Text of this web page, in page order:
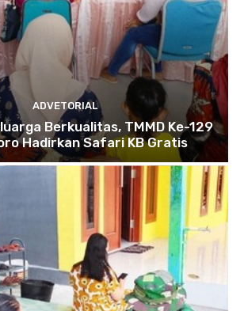
ADVETORIAL
Berkualitas, TMMD Ke-129
Hadirkan Safari KB Gratis